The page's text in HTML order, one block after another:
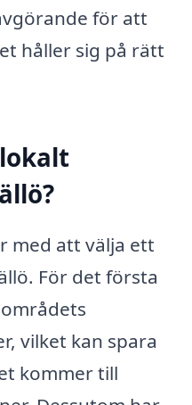
för att
håller sig på rätt
med att välja ett
För det första
vilket kan spara
kommer till